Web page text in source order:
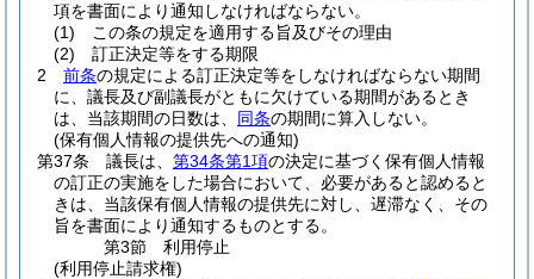
項を書面により通知しなければならない。
(1)
この条の規定を適用する旨及びその理由
(2)
訂正決定等をする期限
2
前条の規定による訂正決定等をしなければならない期間
に、議長及び副議長がともに欠けている期間があるとき
は、当該期間の日数は、 同条の期間に算入しない。
(保有個人情報の提供先への通知)
第37条
議長は、 第34条第1項の決定に基づく保有個人情報
の訂正の実施をした場合において、必要があると認めると
きは、当該保有個人情報の提供先に対し、遅滞なく、その
旨を書面により通知するものとする。
第3節
利用停止
(利用停止請求権)